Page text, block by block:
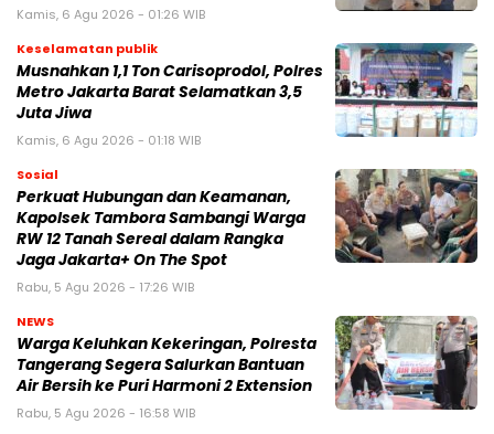
Kamis, 6 Agu 2026 - 01:26 WIB
Keselamatan publik
Musnahkan 1,1 Ton Carisoprodol, Polres
Metro Jakarta Barat Selamatkan 3,5
Juta Jiwa
Kamis, 6 Agu 2026 - 01:18 WIB
Sosial
Perkuat Hubungan dan Keamanan,
Kapolsek Tambora Sambangi Warga
RW 12 Tanah Sereal dalam Rangka
Jaga Jakarta+ On The Spot
Rabu, 5 Agu 2026 - 17:26 WIB
NEWS
Warga Keluhkan Kekeringan, Polresta
Tangerang Segera Salurkan Bantuan
Air Bersih ke Puri Harmoni 2 Extension
Rabu, 5 Agu 2026 - 16:58 WIB